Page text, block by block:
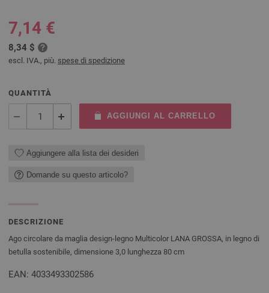
7,14 €
8,34 $
escl. IVA., più. spese di spedizione
QUANTITÀ
AGGIUNGI AL CARRELLO
Aggiungere alla lista dei desideri
Domande su questo articolo?
DESCRIZIONE
Ago circolare da maglia design-legno Multicolor LANA GROSSA, in legno di
betulla sostenibile, dimensione 3,0 lunghezza 80 cm
EAN: 4033493302586